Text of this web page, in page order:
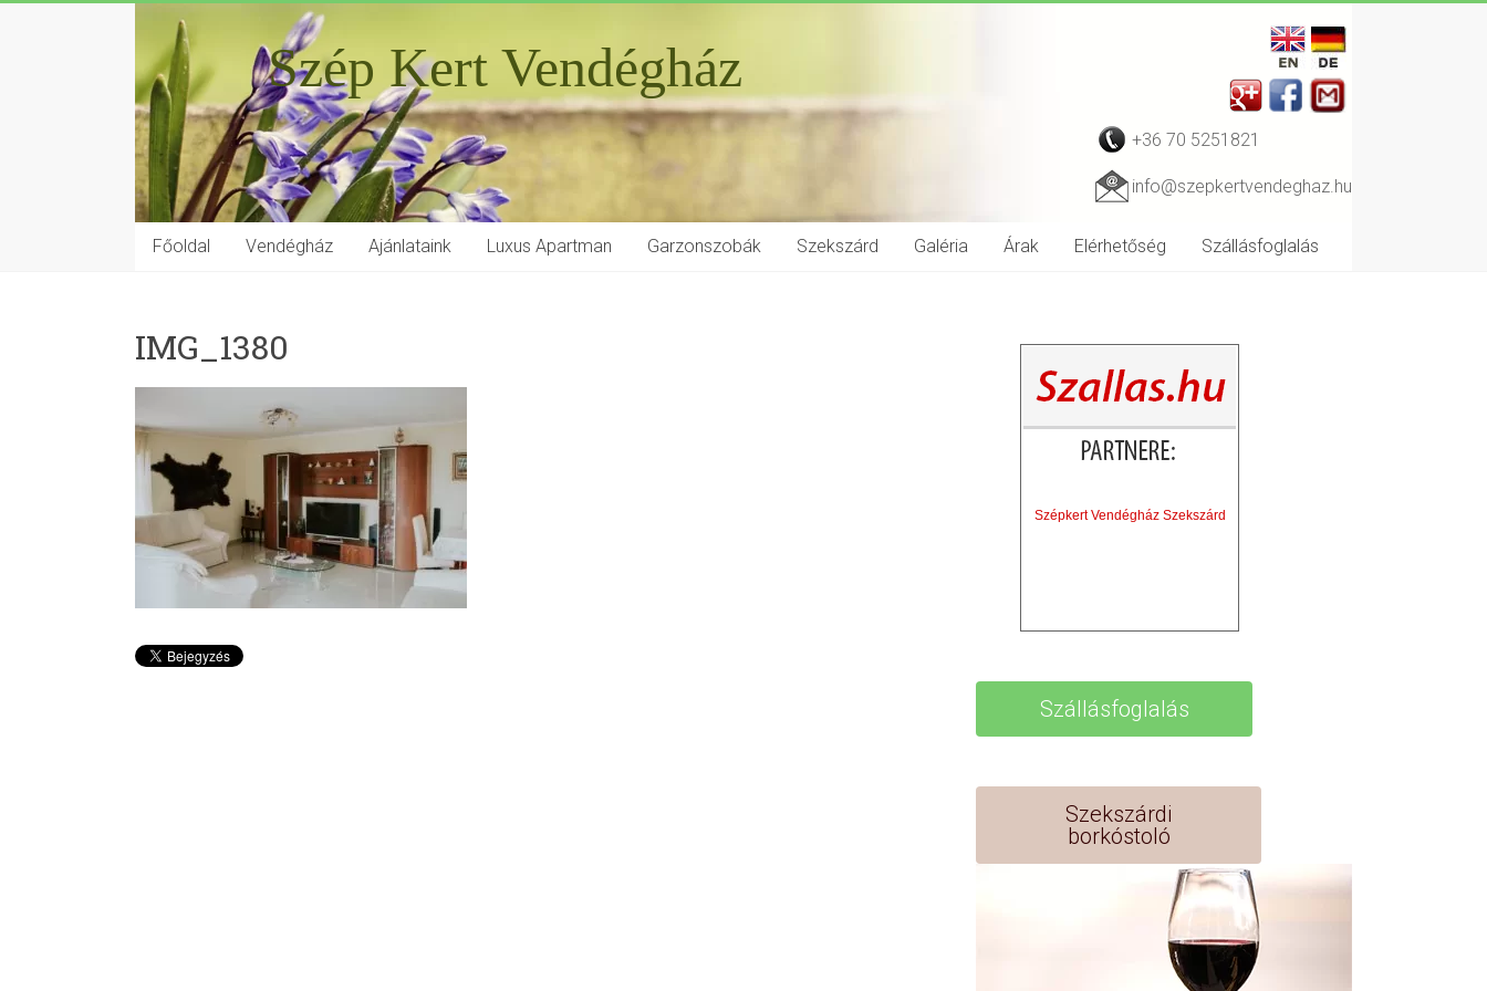
Szép Kert Vendégház
+36 70 5251821
info@szepkertvendeghaz.hu
Főoldal Vendégház Ajánlataink Luxus Apartman Garzonszobák Szekszárd Galéria Árak Elérhetőség Szállásfoglalás
IMG_1380
Szépkert Vendégház Szekszárd
Szállásfoglalás
Szekszárdi
borkóstoló